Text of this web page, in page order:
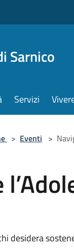
Sarnico
Servizi
> Eventi >
desidera